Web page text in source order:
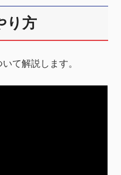
り方
て解説します。